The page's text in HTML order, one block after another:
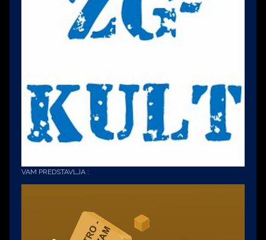
VAM PREDSTAVLJA :